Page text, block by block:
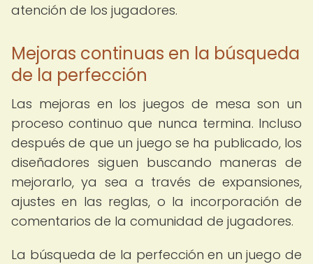
atención de los jugadores.
Mejoras continuas en la búsqueda
de la perfección
Las mejoras en los juegos de mesa son un
proceso continuo que nunca termina. Incluso
después de que un juego se ha publicado, los
diseñadores siguen buscando maneras de
mejorarlo, ya sea a través de expansiones,
ajustes en las reglas, o la incorporación de
comentarios de la comunidad de jugadores.
La búsqueda de la perfección en un juego de